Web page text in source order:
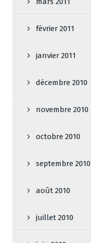
février 2011
janvier 2011
décembre 2010
novembre 2010
octobre 2010
septembre 2010
août 2010
juillet 2010